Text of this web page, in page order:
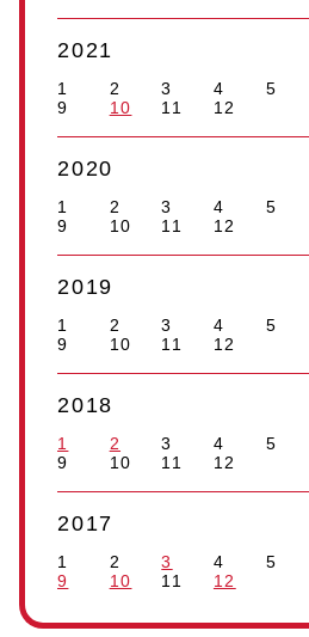
2021
1 2 3 4 5
9
10 11 12
2020
1 2 3 4 5
9
10 11 12
2019
1 2 3 4 5
9
10 11 12
2018
1 2 3 4 5
9
10 11 12
2017
1 2 3 4 5
9
10 11 12